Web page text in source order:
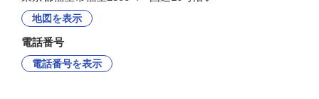
地図を表示
電話番号
電話番号を表示